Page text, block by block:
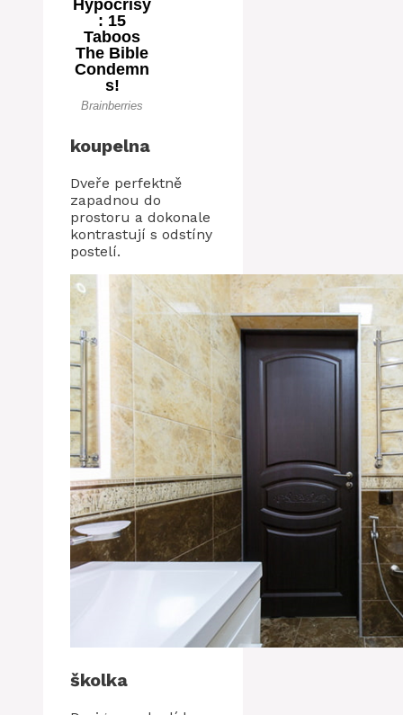
koupelna
Dveře perfektně
zapadnou do
prostoru a dokonale
kontrastují s odstíny
postelí.
školka